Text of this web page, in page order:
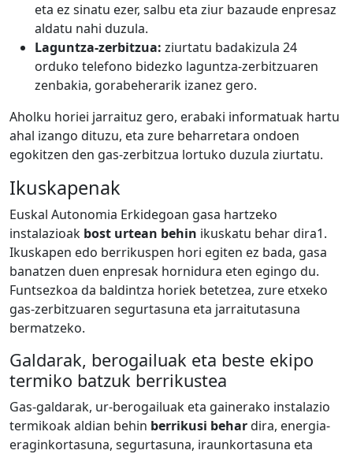
eta ez sinatu ezer, salbu eta ziur bazaude enpresaz
aldatu nahi duzula.
Laguntza-zerbitzua: ziurtatu badakizula 24
orduko telefono bidezko laguntza-zerbitzuaren
zenbakia, gorabeherarik izanez gero.
Aholku horiei jarraituz gero, erabaki informatuak hartu
ahal izango dituzu, eta zure beharretara ondoen
egokitzen den gas-zerbitzua lortuko duzula ziurtatu.
Ikuskapenak
Euskal Autonomia Erkidegoan gasa hartzeko
instalazioak bost urtean behin ikuskatu behar dira1.
Ikuskapen edo berrikuspen hori egiten ez bada, gasa
banatzen duen enpresak hornidura eten egingo du.
Funtsezkoa da baldintza horiek betetzea, zure etxeko
gas-zerbitzuaren segurtasuna eta jarraitutasuna
bermatzeko.
Galdarak, berogailuak eta beste ekipo
termiko batzuk berrikustea
Gas-galdarak, ur-berogailuak eta gainerako instalazio
termikoak aldian behin berrikusi behardira, energia-
eraginkortasuna, segurtasuna, iraunkortasuna eta